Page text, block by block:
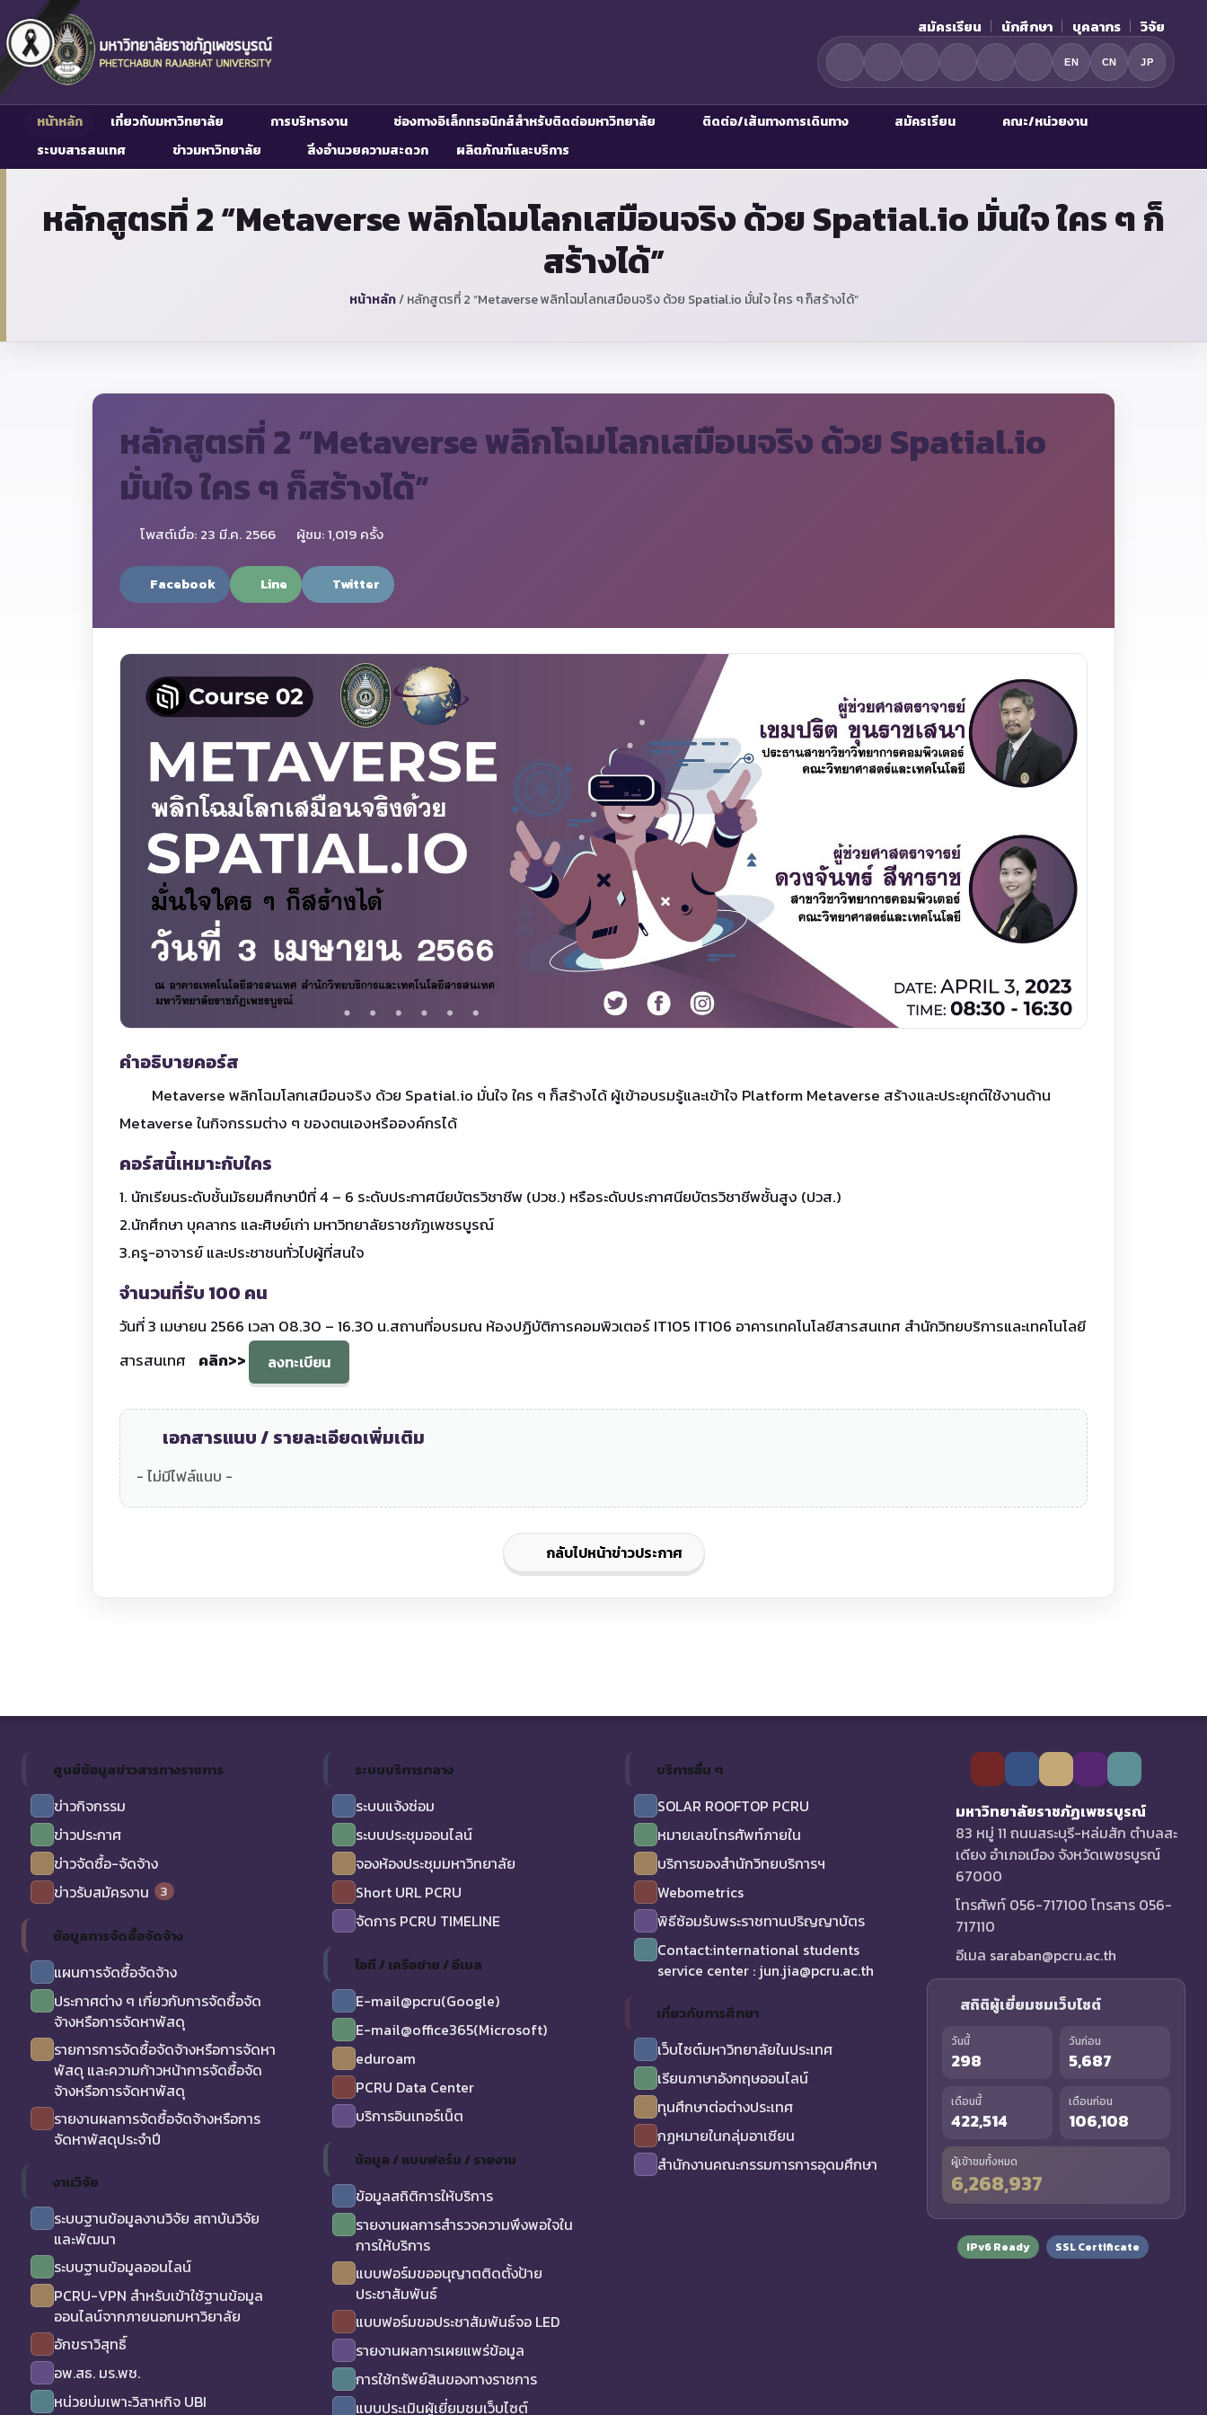
สมัครเรียน นักศึกษา บุคลากร วิจัย
EN CN JP
หน้าหลัก เกี่ยวกับมหาวิทยาลัย การบริหารงาน ช่องทางอิเล็กทรอนิกส์สำหรับติดต่อมหาวิทยาลัย ติดต่อ/เส้นทางการเดินทาง สมัครเรียน
คณะ/หน่วยงาน
ระบบสารสนเทศ
ข่าวมหาวิทยาลัย สิ่งอำนวยความสะดวก ผลิตภัณฑ์และบริการ
หลักสูตรที่ 2 “Metaverse พลิกโฉมโลกเสมือนจริง ด้วย Spatial.io มั่นใจ ใคร ๆ ก็
สร้างได้”
หน้าหลัก/ หลักสูตรที่ 2 “Metaverse พลิกโฉมโลกเสมือนจริง ด้วย Spatial.io มั่นใจ ใคร ๆ ก็สร้างได้”
หลักสูตรที่ 2 “Metaverse พลิกโฉมโลกเสมือนจริง ด้วย Spatial.io
มั่นใจ ใคร ๆ ก็สร้างได้”
โพสต์เมื่อ: 23 มี.ค. 2566 ผู้ชม: 1,019 ครั้ง
Facebook Line Twitter
คำอธิบายคอร์ส
Metaverse พลิกโฉมโลกเสมือนจริง ด้วย Spatial.io มั่นใจ ใคร ๆ ก็สร้างได้ ผู้เข้าอบรมรู้และเข้าใจ Platform Metaverse สร้างและประยุกต์ใช้งานด้าน
Metaverse ในกิจกรรมต่าง ๆ ของตนเองหรือองค์กรได้
คอร์สนี้เหมาะกับใคร
1. นักเรียนระดับชั้นมัธยมศึกษาปีที่ 4 – 6 ระดับประกาศนียบัตรวิชาชีพ (ปวช.) หรือระดับประกาศนียบัตรวิชาชีพชั้นสูง (ปวส.)
2.นักศึกษา บุคลากร และศิษย์เก่า มหาวิทยาลัยราชภัฏเพชรบูรณ์
3.ครู-อาจารย์ และประชาชนทั่วไปผู้ที่สนใจ
จำนวนที่รับ 100 คน
วันที่ 3 เมษายน 2566 เวลา 08.30 – 16.30 น.สถานที่อบรมณ ห้องปฏิบัติการคอมพิวเตอร์ IT105 IT106 อาคารเทคโนโลยีสารสนเทศ สำนักวิทยบริการและเทคโนโลยี
สารสนเทศ
คลิก>> ลงทะเบียน
เอกสารแนบ / รายละเอียดเพิ่มเติม
- ไม่มีไฟล์แนบ -
กลับไปหน้าข่าวประกาศ
ศูนย์ข้อมูลข่าวสารทางราชการ
ข่าวกิจกรรม
ข่าวประกาศ
ข่าวจัดซื้อ-จัดจ้าง
ข่าวรับสมัครงาน
3
ข้อมูลการจัดซื้อจัดจ้าง
แผนการจัดซื้อจัดจ้าง
ประกาศต่าง ๆ เกี่ยวกับการจัดซื้อจัด
จ้างหรือการจัดหาพัสดุ
รายการการจัดซื้อจัดจ้างหรือการจัดหา
พัสดุ และความก้าวหน้าการจัดซื้อจัด
จ้างหรือการจัดหาพัสดุ
รายงานผลการจัดซื้อจัดจ้างหรือการ
จัดหาพัสดุประจำปี
งานวิจัย
ระบบฐานข้อมูลงานวิจัย สถาบันวิจัย
และพัฒนา
ระบบฐานข้อมูลออนไลน์
PCRU-VPN สำหรับเข้าใช้ฐานข้อมูล
ออนไลน์จากภายนอกมหาวิยาลัย
อักขราวิสุทธิ์
อพ.สธ. มร.พช.
หน่วยบ่มเพาะวิสาหกิจ UBI
ระบบบริการกลาง
ระบบแจ้งซ่อม
ระบบประชุมออนไลน์
จองห้องประชุมมหาวิทยาลัย
Short URL PCRU
จัดการ PCRU TIMELINE
ไอที / เครือข่าย / อีเมล
E-mail@pcru(Google)
E-mail@office365(Microsoft)
eduroam
PCRU Data Center
บริการอินเทอร์เน็ต
ข้อมูล / แบบฟอร์ม / รายงาน
ข้อมูลสถิติการให้บริการ
รายงานผลการสำรวจความพึงพอใจใน
การให้บริการ
แบบฟอร์มขออนุญาตติดตั้งป้าย
ประชาสัมพันธ์
แบบฟอร์มขอประชาสัมพันธ์จอ LED
รายงานผลการเผยแพร่ข้อมูล
การใช้ทรัพย์สินของทางราชการ
แบบประเมินผู้เยี่ยมชมเว็บไซต์
บริการอื่น ๆ
SOLAR ROOFTOP PCRU
หมายเลขโทรศัพท์ภายใน
บริการของสำนักวิทยบริการฯ
Webometrics
พิธีซ้อมรับพระราชทานปริญญาบัตร
Contact:international students
service center : jun.jia@pcru.ac.th
เกี่ยวกับการศึกษา
เว็บไซต์มหาวิทยาลัยในประเทศ
เรียนภาษาอังกฤษออนไลน์
ทุนศึกษาต่อต่างประเทศ
กฏหมายในกลุ่มอาเซียน
สำนักงานคณะกรรมการการอุดมศึกษา
มหาวิทยาลัยราชภัฏเพชรบูรณ์
83 หมู่ 11 ถนนสระบุรี-หล่มสัก ตำบลสะ
เดียง อำเภอเมือง จังหวัดเพชรบูรณ์
67000
โทรศัพท์ 056-717100 โทรสาร 056-
717110
อีเมล saraban@pcru.ac.th
สถิติผู้เยี่ยมชมเว็บไซต์
วันนี้
298
วันก่อน
5,687
เดือนนี้
422,514
เดือนก่อน
106,108
ผู้เข้าชมทั้งหมด
6,268,937
IPv6 Ready SSL Certificate